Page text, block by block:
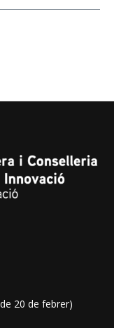
20 de febrer)